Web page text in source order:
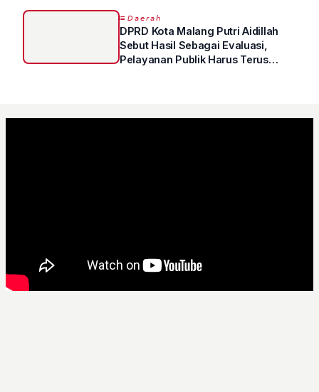
𝘋𝘢𝘦𝘳𝘢𝘩
DPRD Kota Malang Putri Aidillah
Sebut Hasil Sebagai Evaluasi,
Pelayanan Publik Harus Terus